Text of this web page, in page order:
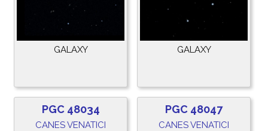
GALAXY GALAXY
PGC 48034
CANES VENATICI
PGC 48047
CANES VENATICI